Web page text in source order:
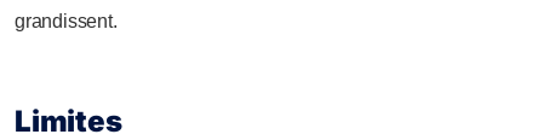
grandissent.
Limites